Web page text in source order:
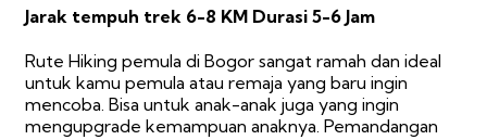
Jarak tempuh trek 6-8 KM Durasi 5-6 Jam
Rute Hiking pemula di Bogor sangat ramah dan ideal
untuk kamu pemula atau remaja yang baru ingin
mencoba. Bisa untuk anak-anak juga yang ingin
mengupgrade kemampuan anaknya. Pemandangan